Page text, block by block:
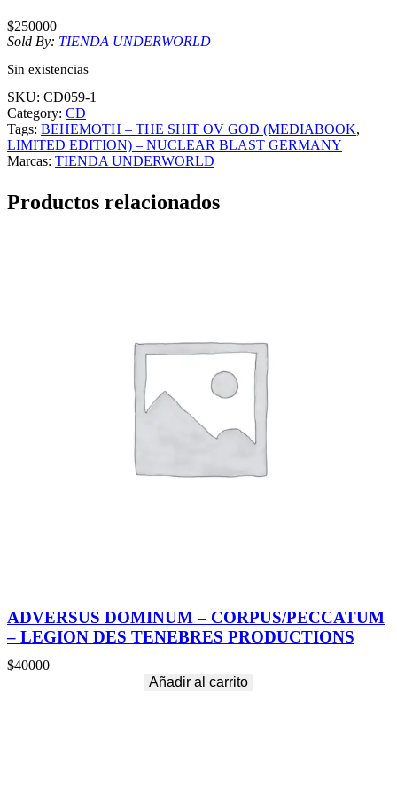
$250000
Sold By: TIENDA UNDERWORLD
Sin existencias
SKU: CD059-1
Category: CD
Tags: BEHEMOTH – THE SHIT OV GOD (MEDIABOOK
LIMITED EDITION) – NUCLEAR BLAST GERMANY
Marcas: TIENDA UNDERWORLD
Productos relacionados
ADVERSUS DOMINUM – CORPUS/PECCATUM
– LEGION DES TENEBRES PRODUCTIONS
$40000
Añadir al carrito